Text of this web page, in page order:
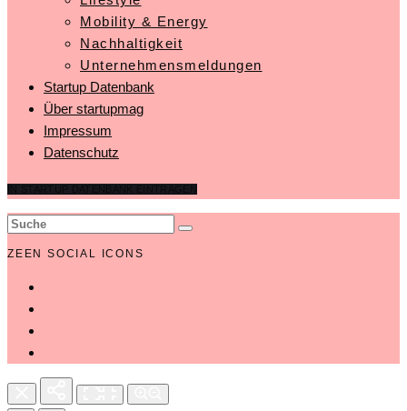
Mobility & Energy
Nachhaltigkeit
Unternehmensmeldungen
Startup Datenbank
Über startupmag
Impressum
Datenschutz
ZEEN SOCIAL ICONS